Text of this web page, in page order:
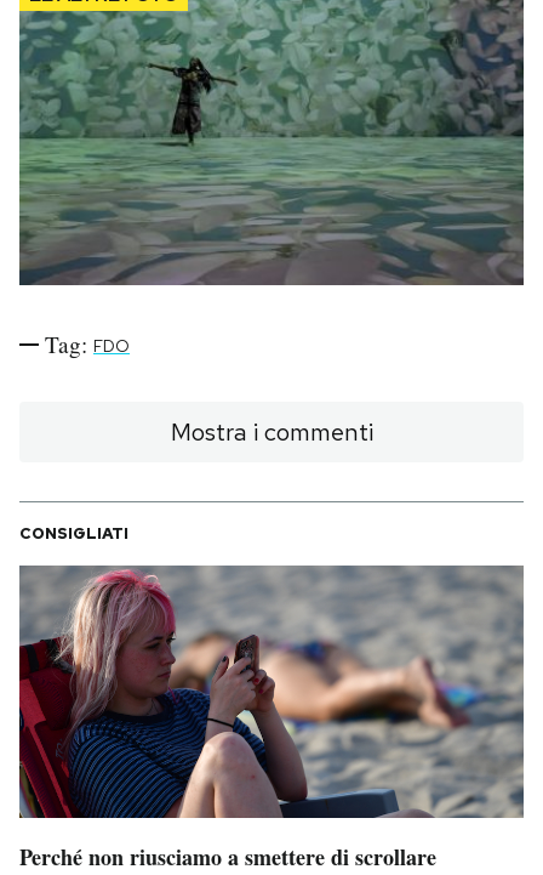
Economia
Sport
Altrecose
Mondiali calcio 2026
PODCAST
NEWSLETTER
AREA PERSONALE
Area Personale
Newsletter
Notifiche mobile
Regala il Post
Hai bisogno di aiuto?
Esci
Tag: FDO
Mostra i commenti
CONSIGLIATI
Perché non riusciamo a smettere di scrollare